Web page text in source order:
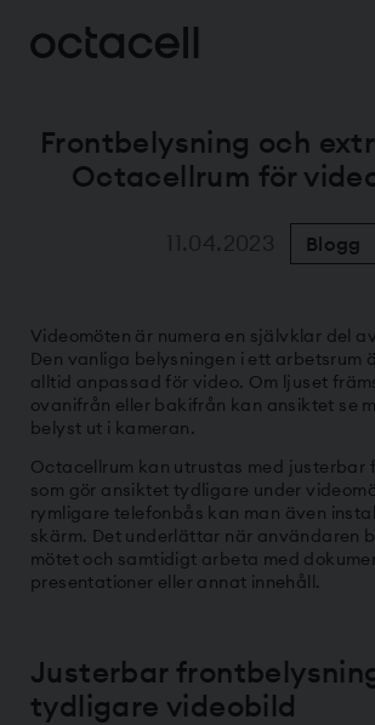
Frontbelysning och
Octacellrum för
11.04.2023 Blogg
Videomöten är numera en självklar del
Den vanliga belysningen i ett arbetsrum
alltid anpassad för video. Om ljuset
ovanifrån eller bakifrån kan ansiktet se
belyst ut i kameran.
Octacellrum kan utrustas med justerbar
som gör ansiktet tydligare under
rymligare telefonbås kan man även
skärm. Det underlättar när användaren
mötet och samtidigt arbeta med
presentationer eller annat innehåll.
Justerbar
tydligare videobild